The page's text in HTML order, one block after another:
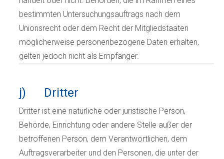
bestimmten Untersuchungsauftrags nach dem
Unionsrecht oder dem Recht der Mitgliedstaaten
möglicherweise personenbezogene Daten erhalten,
gelten jedoch nicht als Empfänger.
j) Dritter
Dritter ist eine natürliche oder juristische Person,
Behörde, Einrichtung oder andere Stelle außer der
betroffenen Person, dem Verantwortlichen, dem
Auftragsverarbeiter und den Personen, die unter der